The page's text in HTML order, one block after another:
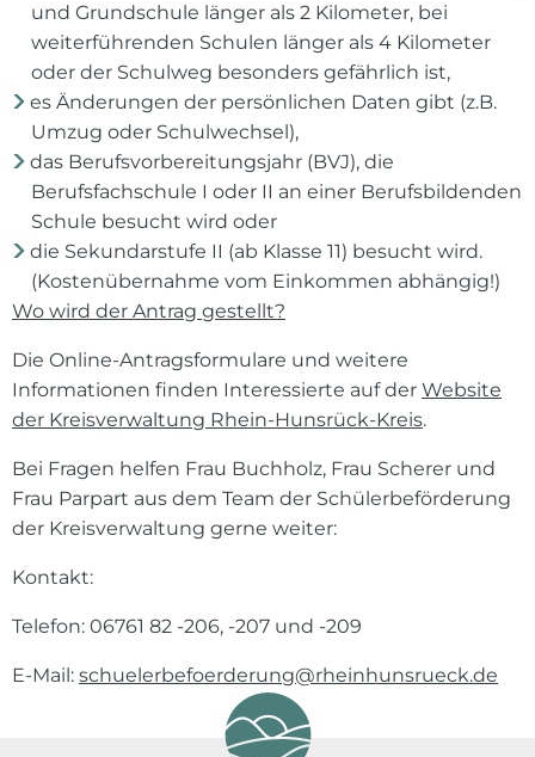
und Grundschule länger als 2 Kilometer, bei
weiterführenden Schulen länger als 4 Kilometer
oder der Schulweg besonders gefährlich ist,
es Änderungen der persönlichen Daten gibt (z.B.
Umzug oder Schulwechsel),
das Berufsvorbereitungsjahr (BVJ), die
Berufsfachschule I oder II an einer Berufsbildenden
Schule besucht wird oder
die Sekundarstufe II (ab Klasse 11) besucht wird.
(Kostenübernahme vom Einkommen abhängig!)
Wo wird der Antrag gestellt?
Die Online-Antragsformulare und weitere
Informationen finden Interessierte auf der Website
der Kreisverwaltung Rhein-Hunsrück-Kreis.
Bei Fragen helfen Frau Buchholz, Frau Scherer und
Frau Parpart aus dem Team der Schülerbeförderung
der Kreisverwaltung gerne weiter:
Kontakt:
Telefon: 06761 82 -206, -207 und -209
E-Mail: schuelerbefoerderung@rheinhunsrueck.de